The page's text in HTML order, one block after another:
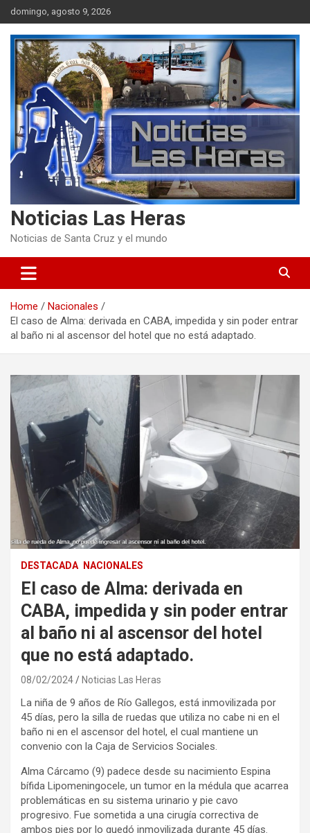
Skip
to
content
domingo, agosto 9, 2026
Noticias Las Heras
Noticias de Santa Cruz y el mundo
Home
Nacionales
El caso de Alma: derivada en CABA, impedida y sin poder entrar
al baño ni al ascensor del hotel que no está adaptado.
DESTACADA NACIONALES
El caso de Alma: derivada en
CABA, impedida y sin poder entrar
al baño ni al ascensor del hotel
que no está adaptado.
08/02/2024 Noticias Las Heras
La niña de 9 años de Río Gallegos, está inmovilizada por
45 días, pero la silla de ruedas que utiliza no cabe ni en el
baño ni en el ascensor del hotel, el cual mantiene un
convenio con la Caja de Servicios Sociales.
Alma Cárcamo (9) padece desde su nacimiento Espina
bífida Lipomeningocele, un tumor en la médula que acarrea
problemáticas en su sistema urinario y pie cavo
progresivo. Fue sometida a una cirugía correctiva de
ambos pies por lo quedó inmovilizada durante 45 días.